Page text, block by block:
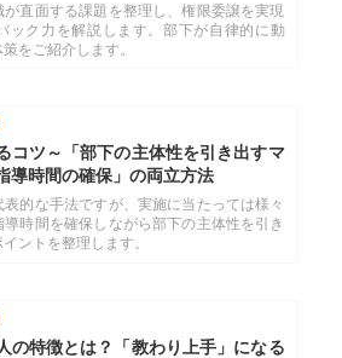
が直面する課題を整理し、権限委譲を実現
ック力を解説します。部下が自律的に動
をご紹介します。
コツ～「部下の主体性を引き出すマ
導時間の確保」の両立方法
的な手法ですが、実施に当たっては様々
時間を確保しながら部下の主体性を引き
ントを整理します。
の特徴とは？「教わり上手」になる